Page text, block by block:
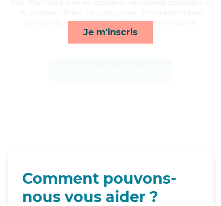
Je m'inscris
services de activités, lessive/repassage, ménage et
lever/coucher*
Comment pouvons-
nous vous aider ?